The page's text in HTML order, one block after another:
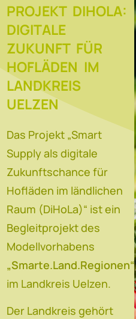
PROJEKT DIHOLA:
DIGITALE
ZUKUNFT FÜR
HOFLÄDEN IM
LANDKREIS
UELZEN
Das Projekt „Smart
Supply als digitale
Zukunftschance für
Hofläden im ländlichen
Raum (DiHoLa)“ ist ein
Begleitprojekt des
Modellvorhabens
„Smarte.Land.Regionen“
im Landkreis Uelzen.
Der Landkreis gehört